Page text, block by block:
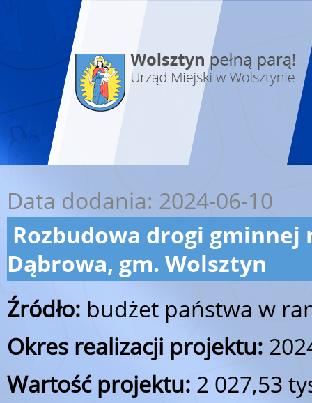
Data dodania: 2024-06-10
Rozbudowa drogi gminnej
Dąbrowa, gm. Wolsztyn
Źródło: budżet państwa w
Okres realizacji projektu:
Wartość projektu: 2 027,53